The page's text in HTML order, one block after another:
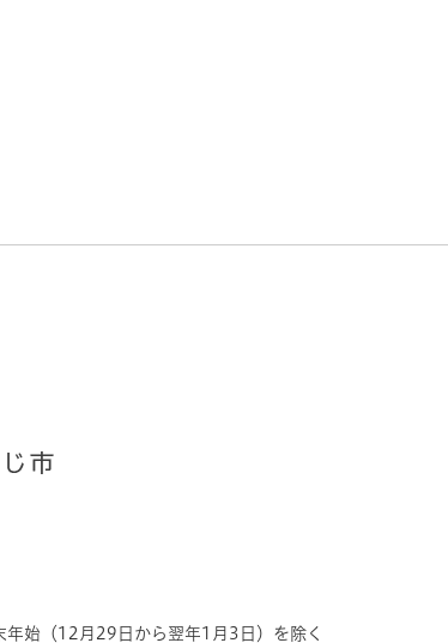
始（12月29日から翌年1月3日）を除く